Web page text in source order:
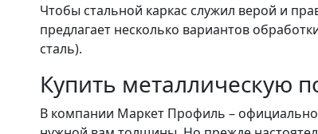
Чтобы стальной каркас служил верой и
предлагает несколько вариантов
сталь).
Купить металлическую
В компании Маркет Профиль –